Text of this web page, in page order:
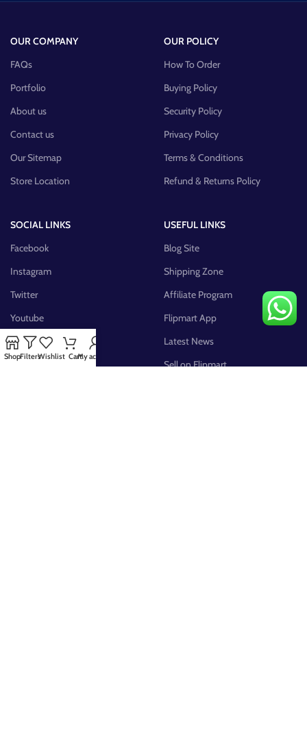
OUR COMPANY
FAQs
Portfolio
About us
Contact us
Our Sitemap
Store Location
OUR POLICY
How To Order
Buying Policy
Security Policy
Privacy Policy
Terms & Conditions
Refund & Returns Policy
SOCIAL LINKS
Facebook
Instagram
Twitter
Youtube
Pinterest
FB Group
USEFUL LINKS
Blog Site
Shipping Zone
Affiliate Program
Flipmart App
Latest News
Sell on Flipmart
ShopFiltersWishlist CartMy account